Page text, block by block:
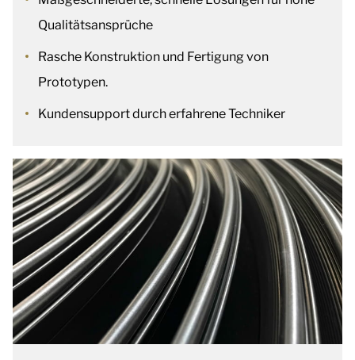
Qualitätsansprüche
Rasche Konstruktion und Fertigung von
Prototypen.
Kundensupport durch erfahrene Techniker